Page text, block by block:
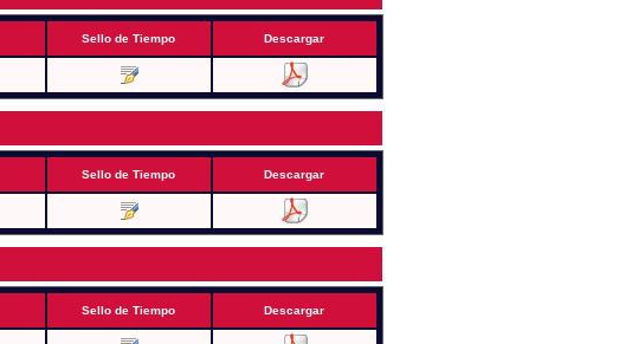
Sello de Tiempo Descargar
Sello de Tiempo Descargar
Sello de Tiempo Descargar